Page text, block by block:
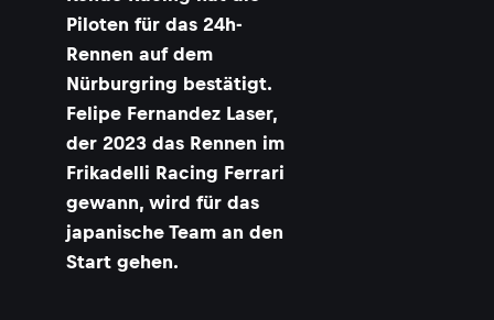
Piloten für das 24h-
Rennen auf dem
Nürburgring bestätigt.
Felipe Fernandez Laser,
der 2023 das Rennen im
Frikadelli Racing Ferrari
gewann, wird für das
japanische Team an den
Start gehen.